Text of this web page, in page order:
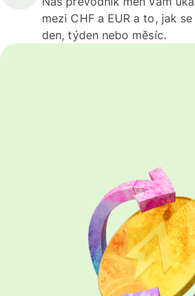
mezi CHF a EUR a to, jak
den, týden nebo měsíc.